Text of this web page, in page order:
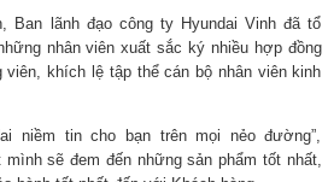
Ban lãnh đạo công ty Hyundai Vinh đã tổ
nhân viên xuất sắc ký nhiều hợp đồng
khích lệ tập thể cán bộ nhân viên kinh
niềm tin cho bạn trên mọi nẻo đường”,
mình sẽ đem đến những sản phẩm tốt nhất,